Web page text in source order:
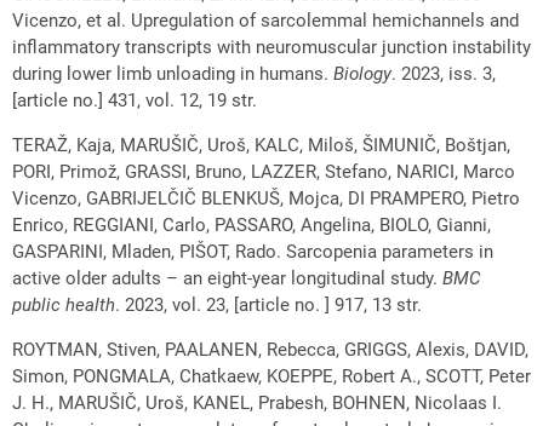
Vicenzo, et al. Upregulation of sarcolemmal hemichannels and
inflammatory transcripts with neuromuscular junction instability
during lower limb unloading in humans. Biology. 2023, iss. 3,
[article no.] 431, vol. 12, 19 str.
TERAŽ, Kaja, MARUŠIČ, Uroš, KALC, Miloš, ŠIMUNIČ, Boštjan,
PORI, Primož, GRASSI, Bruno, LAZZER, Stefano, NARICI, Marco
Vicenzo, GABRIJELČIČ BLENKUŠ, Mojca, DI PRAMPERO, Pietro
Enrico, REGGIANI, Carlo, PASSARO, Angelina, BIOLO, Gianni,
GASPARINI, Mladen, PIŠOT, Rado. Sarcopenia parameters in
active older adults – an eight-year longitudinal study. BMC
public health. 2023, vol. 23, [article no. ] 917, 13 str.
ROYTMAN, Stiven, PAALANEN, Rebecca, GRIGGS, Alexis, DAVID,
Simon, PONGMALA, Chatkaew, KOEPPE, Robert A., SCOTT, Peter
J. H., MARUŠIČ, Uroš, KANEL, Prabesh, BOHNEN, Nicolaas I.